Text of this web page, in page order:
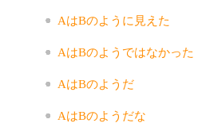
AはBのように見えた
AはBのようではなかった
AはBのようだ
AはBのようだな